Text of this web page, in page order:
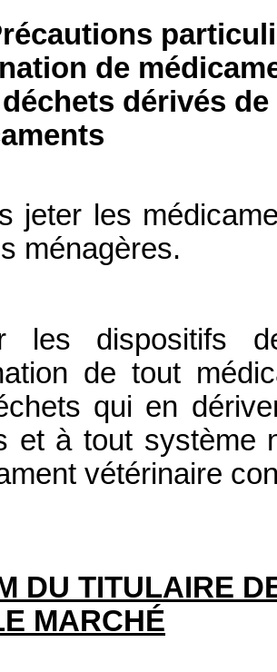
de
dérivés
jeter les
ménagères.
les dispositifs
de tout
qui en
et à tout système
vétérinaire
DU TITULAIRE
MARCHÉ